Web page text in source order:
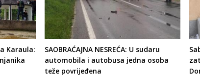
Karaula:
SAOBRAĆAJNA NESREĆA: U sudaru
automobila i autobusa jedna osoba
teže povrijeđena